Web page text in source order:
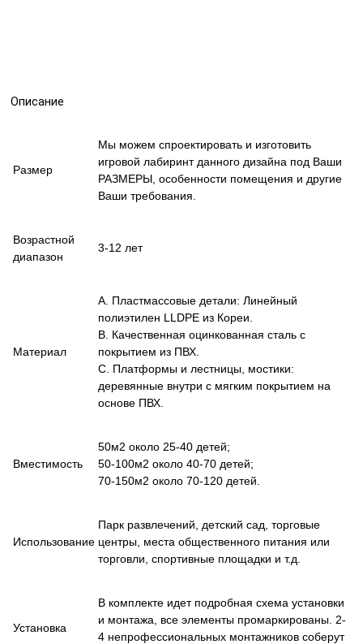
Описание
Размер
Мы можем спроектировать и изготовить
игровой лабиринт данного дизайна под Ваши
РАЗМЕРЫ, особенности помещения и другие
Ваши требования.
Возрастной
диапазон
3-12 лет
Материал
A. Пластмассовые детали: Линейный
полиэтилен LLDPE из Кореи.
B. Качественная оцинкованная сталь с
покрытием из ПВХ.
C. Платформы и лестницы, мостики:
деревянные внутри с мягким покрытием на
основе ПВХ.
Вместимость
50м2 около 25-40 детей;
50-100м2 около 40-70 детей;
70-150м2 около 70-120 детей.
Использование
Парк развлечений, детский сад, торговые
центры, места общественного питания или
торговли, спортивные площадки и т.д.
Установка
В комплекте идет подробная схема установки
и монтажа, все элементы промаркированы. 2-
4 непрофессиональных монтажников соберут